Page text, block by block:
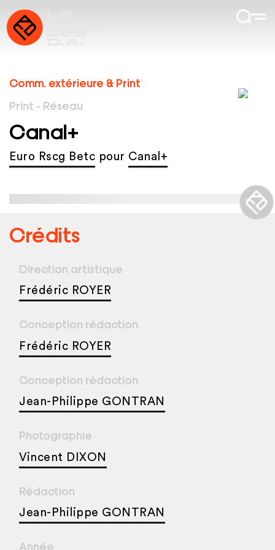
Comm. extérieure & Print
Print - Réseau
Canal+
Euro Rscg Betc pour Canal+
Crédits
Direction artistique
Frédéric ROYER
Conception rédaction
Frédéric ROYER
Conception rédaction
Jean-Philippe GONTRAN
Photographie
Vincent DIXON
Rédaction
Jean-Philippe GONTRAN
Année